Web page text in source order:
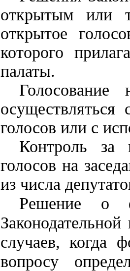
открытым или
открытое
которого
палаты.
Голосование
осуществляться
голосов или с
Контроль за
голосов на
из числа
Решение о
случаев, когда
вопросу